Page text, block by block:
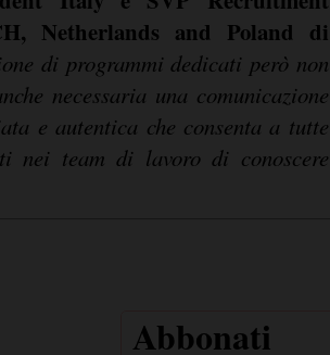
Netherlands and Poland di
di programmi dedicati però non
necessaria una comunicazione
e autentica che consenta a tutte
nei team di lavoro di conoscere